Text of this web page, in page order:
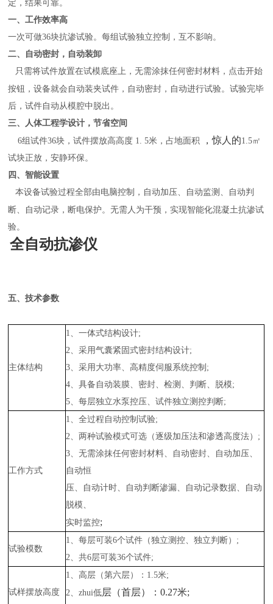
定，结果可靠。
一、工作效率高
一次可做36块抗渗试验。每组试验独立控制，互不影响。
二、自动密封，自动装卸
只需将试件放置在试模底座上，无需涂抹任何密封材料，点击开始
按钮，设备就会自动装夹试件，自动密封，自动进行试验。试验完毕
后，试件自动从模腔中脱出。
三、人体工程学设计，节省空间
6组试件36块，试件摆放高高度 1. 5米 ，占地面积 ，惊人的1.5㎡
试块正放，安静环保。
四、智能设置
本设备试验过程全部由电脑控制，自动加压、自动监测、自动判
断、自动记录，断电保护。无需人为干预，实现智能化混凝土抗渗试
验。
全自动抗渗仪
五、技术参数
主体结构
1、一体式结构设计;
2、采用气囊紧固式密封结构设计;
3、采用大功率、高精度伺服系统控制;
4、具备自动装膜、密封、检测、判断、脱模;
5、每层独立水泵控压、试件独立测控判断;
工作方式
1、全过程自动控制试验;
2、两种试验模式可选（逐级加压法和渗透高度法）;
3、无需涂抹任何密封材料、自动密封、自动加压、
自动恒
压、自动计时、自动判断渗漏、自动记录数据、自动
脱模、
实时监控;
试验模数
1、每层可装6个试件（独立测控、独立判断）;
2、共6层可装36个试件;
试样摆放高度
1、高层（第六层）：1.5米;
2、zhui低层（首层）：0.27米;